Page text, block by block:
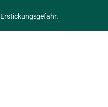
Puzzle für Erwachsene (500